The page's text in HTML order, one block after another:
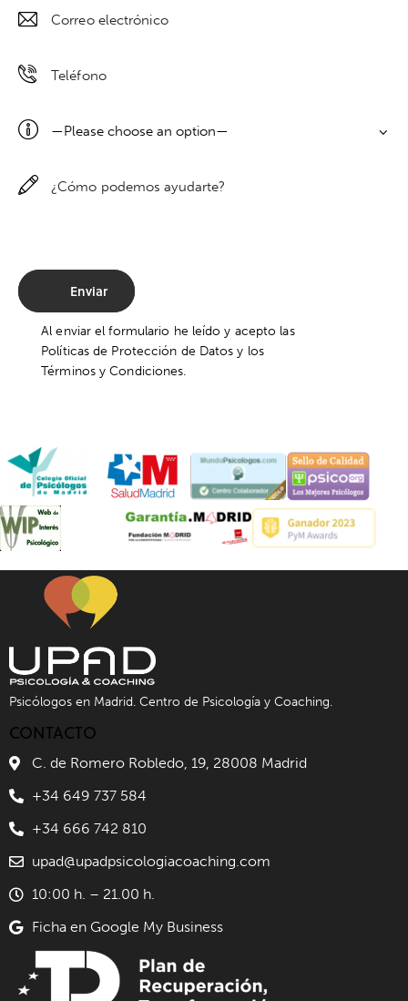
Al enviar el formulario he leído y acepto las
Políticas de Protección de Datos y los
Términos y Condiciones.
Psicólogos en Madrid. Centro de Psicología y Coaching.
CONTACTO
C. de Romero Robledo, 19, 28008 Madrid
+34 649 737 584
+34 666 742 810
upad@upadpsicologiacoaching.com
10:00 h. – 21.00 h.
Ficha en Google My Business